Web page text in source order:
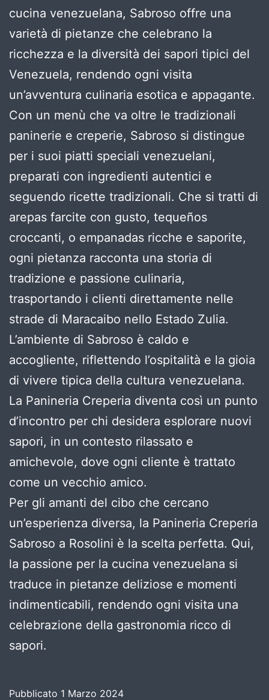
cucina venezuelana, Sabroso offre una
varietà di pietanze che celebrano la
ricchezza e la diversità dei sapori tipici del
Venezuela, rendendo ogni visita
un’avventura culinaria esotica e appagante.
Con un menù che va oltre le tradizionali
paninerie e creperie, Sabroso si distingue
per i suoi piatti speciali venezuelani,
preparati con ingredienti autentici e
seguendo ricette tradizionali. Che si tratti di
arepas farcite con gusto, tequeños
croccanti, o empanadas ricche e saporite,
ogni pietanza racconta una storia di
tradizione e passione culinaria,
trasportando i clienti direttamente nelle
strade di Maracaibo nello Estado Zulia.
L’ambiente di Sabroso è caldo e
accogliente, riflettendo l’ospitalità e la gioia
di vivere tipica della cultura venezuelana.
La Panineria Creperia diventa così un punto
d’incontro per chi desidera esplorare nuovi
sapori, in un contesto rilassato e
amichevole, dove ogni cliente è trattato
come un vecchio amico.
Per gli amanti del cibo che cercano
un’esperienza diversa, la Panineria Creperia
Sabroso a Rosolini è la scelta perfetta. Qui,
la passione per la cucina venezuelana si
traduce in pietanze deliziose e momenti
indimenticabili, rendendo ogni visita una
celebrazione della gastronomia ricco di
sapori.
Pubblicato 1 Marzo 2024